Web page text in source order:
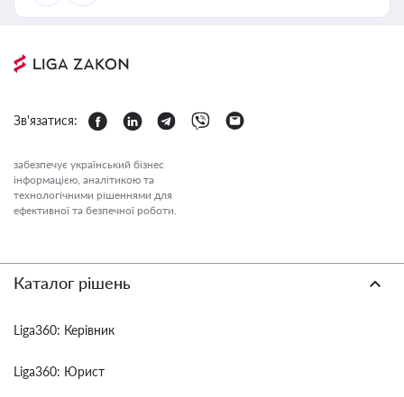
Зв'язатися:
забезпечує український бізнес
інформацією, аналітикою та
технологічними рішеннями для
ефективної та безпечної роботи.
Каталог рішень
Liga360: Керівник
Liga360: Юрист